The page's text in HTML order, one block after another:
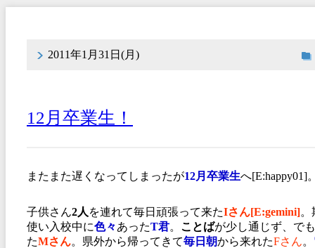
2011年1月31日(月)
12月卒業生！
またまた遅くなってしまったが12月卒業生へ[E:happy01]
子供さん2人 を連れて毎日頑張って来たIさん[E:gemini]。
使い入校中に色々あったT君。 ことばが少し通じず、でも
たMさん。県外から帰ってきて毎日朝から来れたFさん。